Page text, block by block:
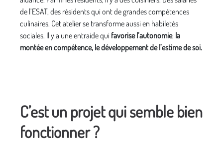
de l’ESAT, des résidents qui ont de grandes compétences
culinaires. Cet atelier se transforme aussi en habiletés
sociales. Il y a une entraide qui favorise l’autonomie, la
montée en compétence, le développement de l’estime de soi.
C’est un projet qui semble bien
fonctionner ?